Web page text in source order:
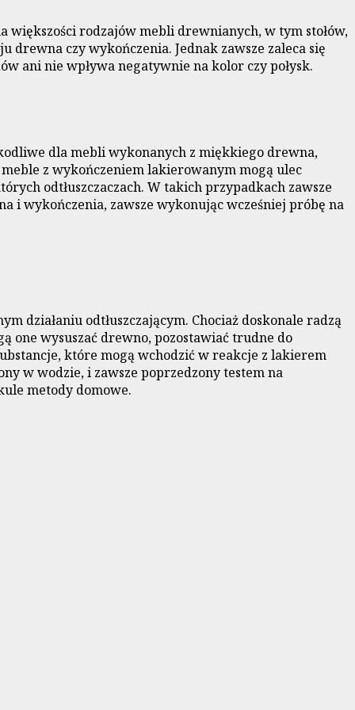
większości rodzajów mebli drewnianych, w tym stołów,
drewna czy wykończenia. Jednak zawsze zaleca się
ani nie wpływa negatywnie na kolor czy połysk.
dla mebli wykonanych z miękkiego drewna,
z wykończeniem lakierowanym mogą ulec
odtłuszczaczach. W takich przypadkach zawsze
i wykończenia, zawsze wykonując wcześniej próbę na
działaniu odtłuszczającym. Chociaż doskonale radzą
one wysuszać drewno, pozostawiać trudne do
które mogą wchodzić w reakcje z lakierem
w wodzie, i zawsze poprzedzony testem na
metody domowe.